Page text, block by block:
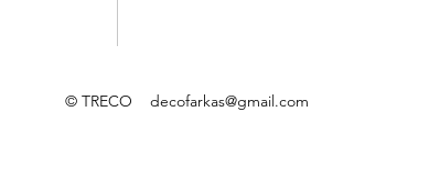
© TRECO decofarkas@gmail.com